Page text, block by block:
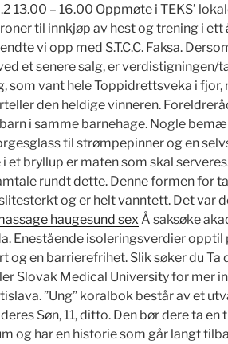
13.00 – 16.00 Oppmøte i TEKS’
til innkjøp av hest og trening i ett
vi opp med S.T.C.C. Faksa.
et senere salg, er verdistigningen/
vant hele Toppidrettsveka i fjor,
den heldige vinneren.
i samme barnehage. Nogle
til strømpepinner og en
bryllup er maten som skal
rundt dette. Denne formen for
og er helt vanntett. Det var
haugesund sex Å saksøke
Enestående isoleringsverdier opptil
en barrierefrihet. Slik søker du Ta
Slovak Medical University for mer
”Ung” koralbok består av et
Søn, 11, ditto. Den bør dere ta en
og har en historie som går langt